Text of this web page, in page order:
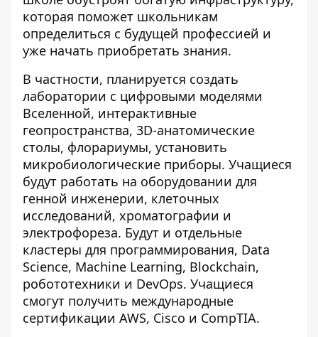
которая поможет школьникам
определиться с будущей профессией и
уже начать приобретать знания.
В частности, планируется создать
лаборатории с цифровыми моделями
Вселенной, интерактивные
геопространства, 3D-анатомические
столы, флорариумы, установить
микробиологические приборы. Учащиеся
будут работать на оборудовании для
генной инженерии, клеточных
исследований, хроматографии и
электрофореза. Будут и отдельные
кластеры для программирования, Data
Science, Machine Learning, Blockchain,
робототехники и DevOps. Учащиеся
смогут получить международные
сертификации AWS, Cisco и CompTIA.